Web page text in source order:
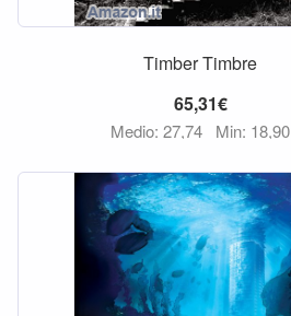
Timber Timbre
65,31€
Medio: 27,74 Min: 18,90